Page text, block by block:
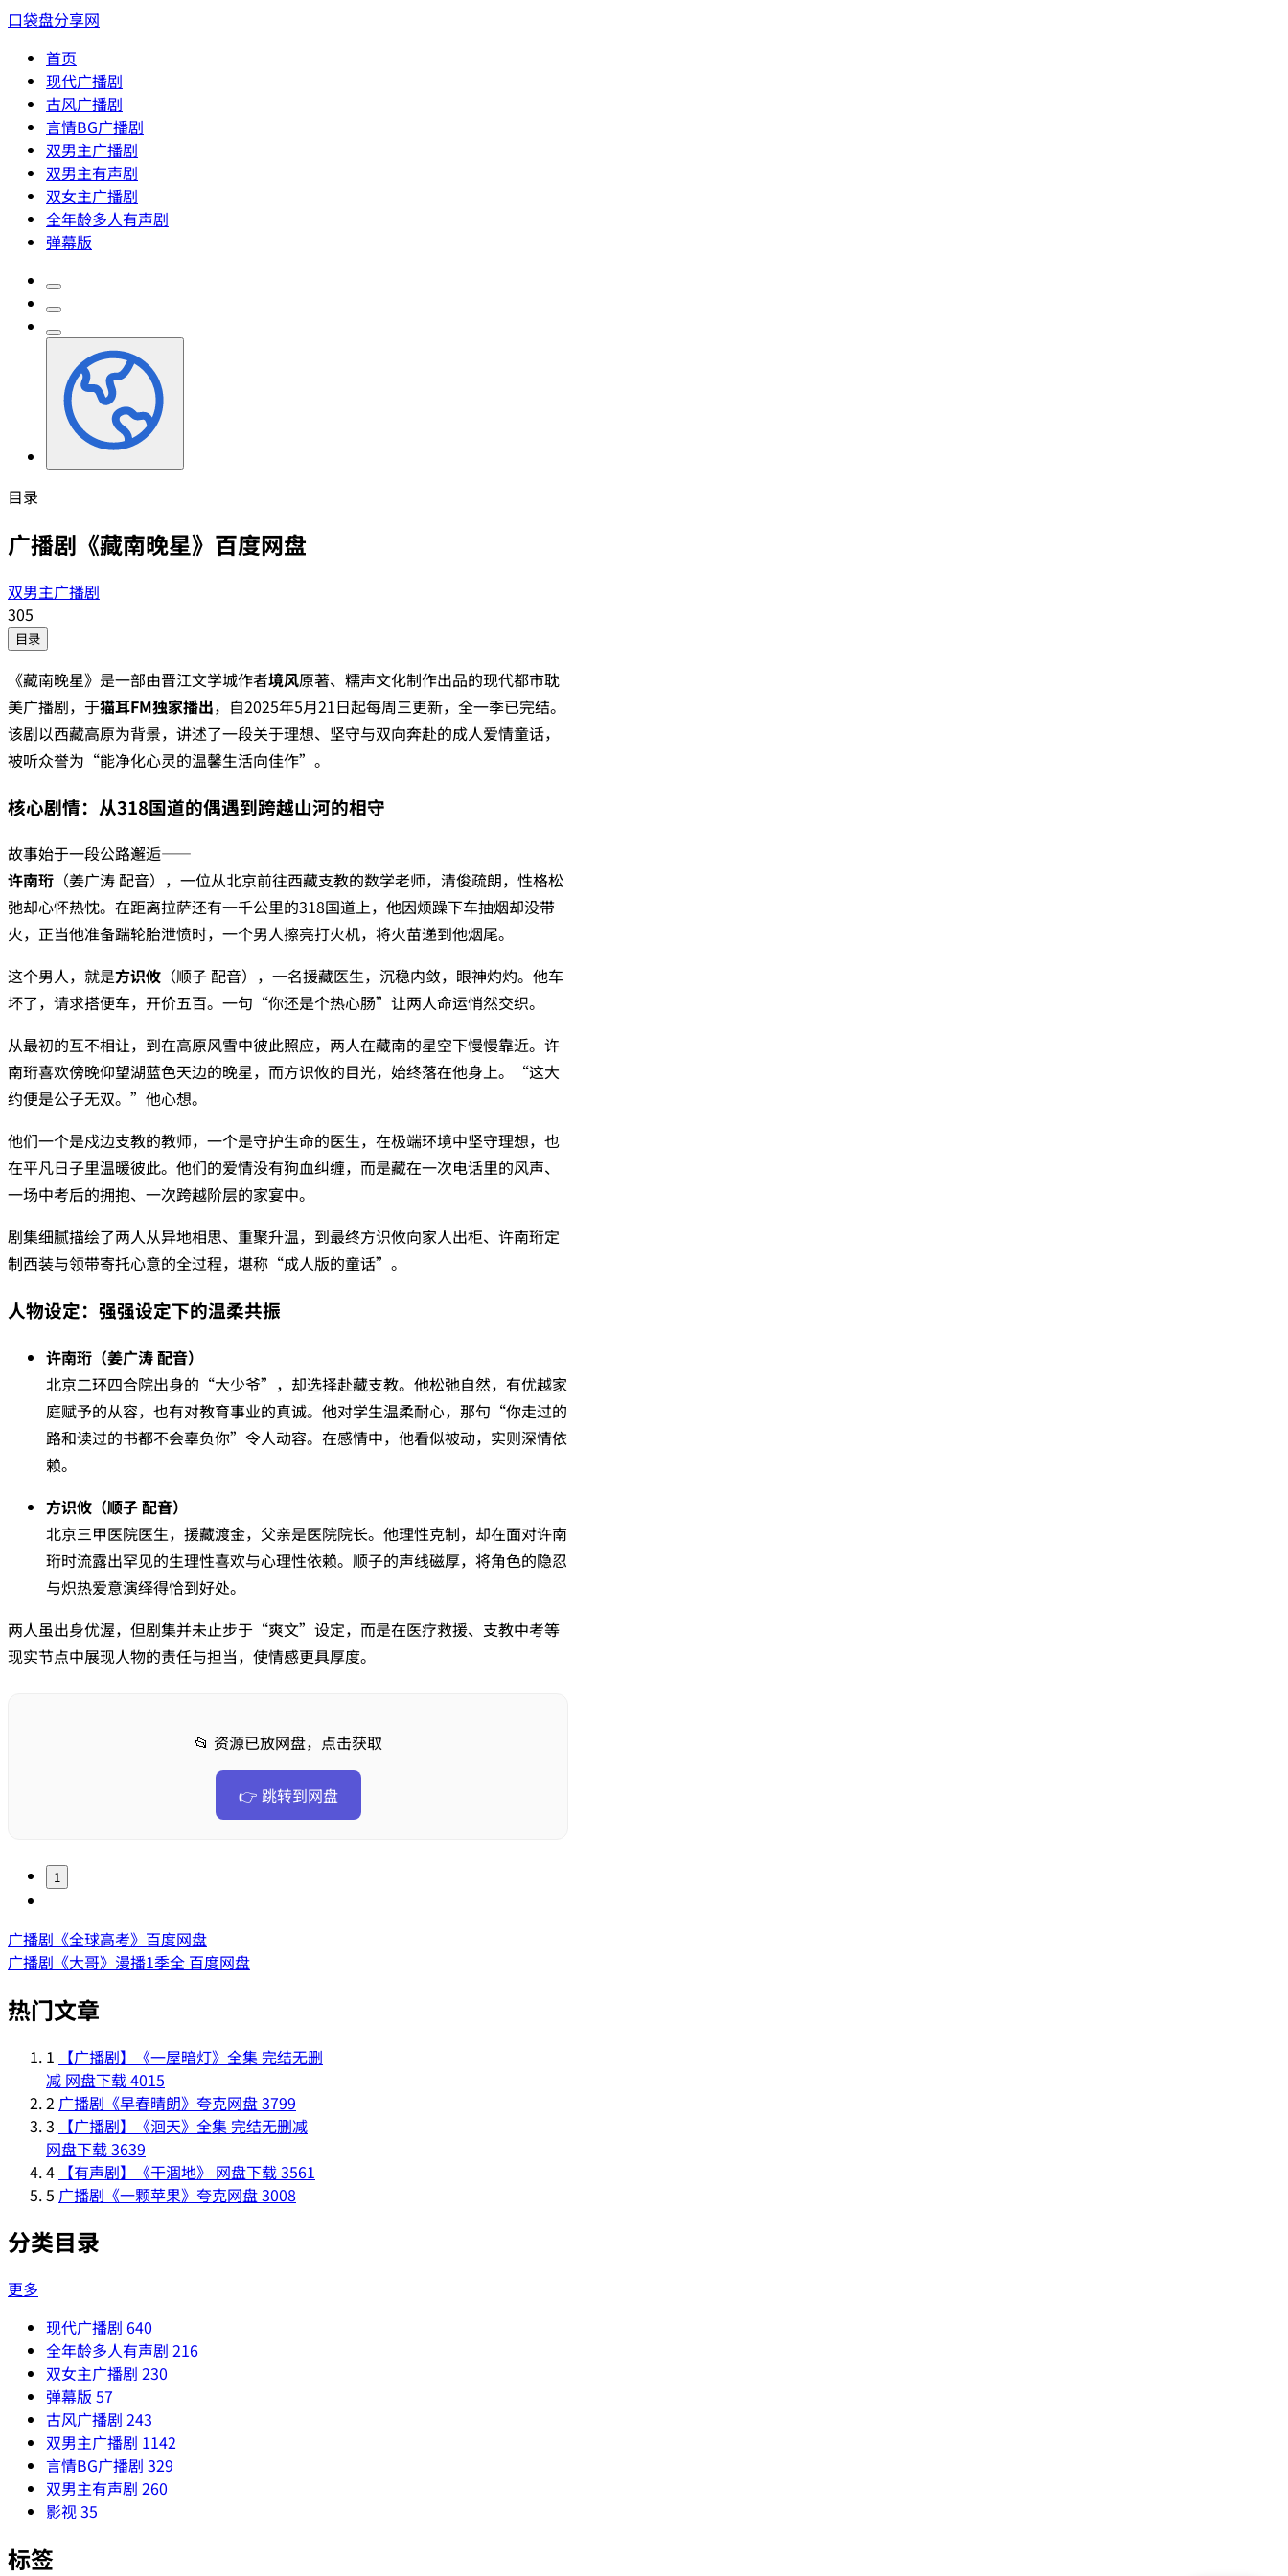
口袋盘分享网
首页
现代广播剧
古风广播剧
言情BG广播剧
双男主广播剧
双男主有声剧
双女主广播剧
全年龄多人有声剧
弹幕版
目录
广播剧《藏南晚星》百度网盘
双男主广播剧
305
目录
《藏南晚星》是一部由晋江文学城作者‌境风‌原著、糯声文化制作出品的现代都市耽
美广播剧，于‌猫耳FM独家播出‌，自2025年5月21日起每周三更新，全一季已完结。
该剧以西藏高原为背景，讲述了一段关于理想、坚守与双向奔赴的成人爱情童话，
被听众誉为“能净化心灵的温馨生活向佳作”。
核心剧情：从318国道的偶遇到跨越山河的相守
故事始于一段公路邂逅——
许南珩 ‌（姜广涛 配音），一位从北京前往西藏支教的数学老师，清俊疏朗，性格松
弛却心怀热忱。在距离拉萨还有一千公里的318国道上，他因烦躁下车抽烟却没带
火，正当他准备踹轮胎泄愤时，一个男人擦亮打火机，将火苗递到他烟尾。
这个男人，就是‌方识攸 ‌（顺子 配音），一名援藏医生，沉稳内敛，眼神灼灼。他车
坏了，请求搭便车，开价五百。一句“你还是个热心肠”让两人命运悄然交织。
从最初的互不相让，到在高原风雪中彼此照应，两人在藏南的星空下慢慢靠近。许
南珩喜欢傍晚仰望湖蓝色天边的晚星，而方识攸的目光，始终落在他身上。“这大
约便是公子无双。”他心想。
他们一个是戍边支教的教师，一个是守护生命的医生，在极端环境中坚守理想，也
在平凡日子里温暖彼此。他们的爱情没有狗血纠缠，而是藏在一次电话里的风声、
一场中考后的拥抱、一次跨越阶层的家宴中。
剧集细腻描绘了两人从异地相思、重聚升温，到最终方识攸向家人出柜、许南珩定
制西装与领带寄托心意的全过程，堪称“成人版的童话”。
人物设定：强强设定下的温柔共振
许南珩（姜广涛 配音）
北京二环四合院出身的“大少爷”，却选择赴藏支教。他松弛自然，有优越家
庭赋予的从容，也有对教育事业的真诚。他对学生温柔耐心，那句“你走过的
路和读过的书都不会辜负你”令人动容。在感情中，他看似被动，实则深情依
赖。
方识攸（顺子 配音）
北京三甲医院医生，援藏渡金，父亲是医院院长。他理性克制，却在面对许南
珩时流露出罕见的生理性喜欢与心理性依赖。顺子的声线磁厚，将角色的隐忍
与炽热爱意演绎得恰到好处。
两人虽出身优渥，但剧集并未止步于“爽文”设定，而是在医疗救援、支教中考等
现实节点中展现人物的责任与担当，使情感更具厚度。
📂 资源已放网盘，点击获取
👉 跳转到网盘
1
广播剧《全球高考》百度网盘
广播剧《大哥》漫播1季全 百度网盘
热门文章
1
【广播剧】《一屋暗灯》全集 完结无删
减 网盘下载4015
2 广播剧《早春晴朗》夸克网盘3799
3
【广播剧】《洄天》全集 完结无删减
网盘下载3639
4 【有声剧】《干涸地》 网盘下载3561
5 广播剧《一颗苹果》夸克网盘3008
分类目录
更多
现代广播剧 640
全年龄多人有声剧 216
双女主广播剧 230
弹幕版 57
古风广播剧 243
双男主广播剧 1142
言情BG广播剧 329
双男主有声剧 260
影视35
标签